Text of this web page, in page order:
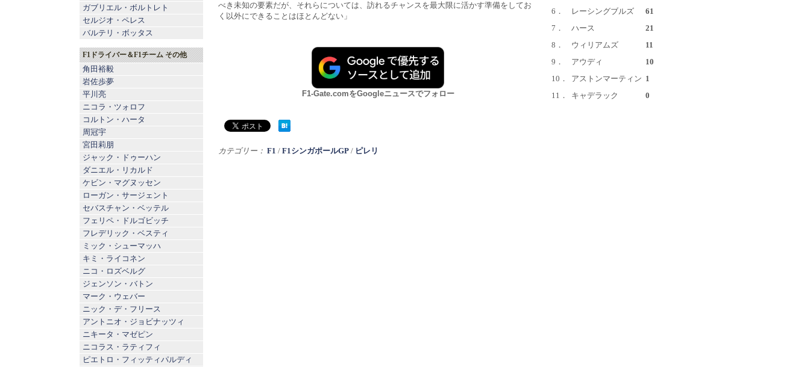
べき未知の要素だが、それらについては、訪れるチャンスを最大限に活かす準備をしてお
く以外にできることはほとんどない」
F1-Gate.comをGoogleニュースでフォロー
カテゴリー： F1 / F1シンガポールGP / ピレリ
ガブリエル・ボルトレト
セルジオ・ペレス
バルテリ・ボッタス
F1ドライバー＆F1チーム その他
角田裕毅
岩佐歩夢
平川亮
ニコラ・ツォロフ
コルトン・ハータ
周冠宇
宮田莉朋
ジャック・ドゥーハン
ダニエル・リカルド
ケビン・マグヌッセン
ローガン・サージェント
セバスチャン・ベッテル
フェリペ・ドルゴビッチ
フレデリック・ベスティ
ミック・シューマッハ
キミ・ライコネン
ニコ・ロズベルグ
ジェンソン・バトン
マーク・ウェバー
ニック・デ・フリース
アントニオ・ジョビナッツィ
ニキータ・マゼピン
ニコラス・ラティフィ
ピエトロ・フィッティパルディ
6．
レーシングブルズ
61
7．
ハース
21
8．
ウィリアムズ
11
9．
アウディ
10
10．
アストンマーティン 1
11．
キャデラック 0